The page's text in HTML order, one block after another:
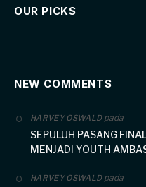
OUR PICKS
NEW COMMENTS
HARVEY OSWALDpada
SEPULUH PASANG
MENJADI YOUTH
HARVEY OSWALDpada